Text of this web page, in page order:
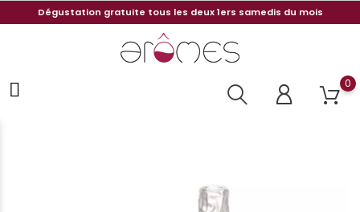
Dégustation gratuite tous les deux 1ers samedis du mois
0